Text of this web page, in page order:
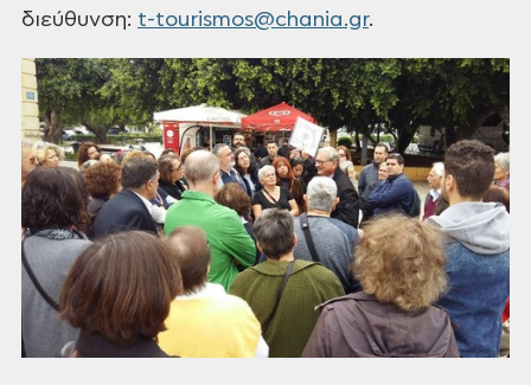
διεύθυνση: t-tourismos@chania.gr.